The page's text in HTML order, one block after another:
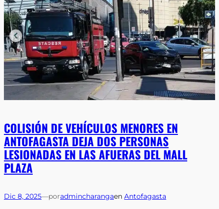
COLISIÓN DE VEHÍCULOS MENORES EN
ANTOFAGASTA DEJA DOS PERSONAS
LESIONADAS EN LAS AFUERAS DEL MALL
PLAZA
Dic 8, 2025—poradmincharangaen Antofagasta